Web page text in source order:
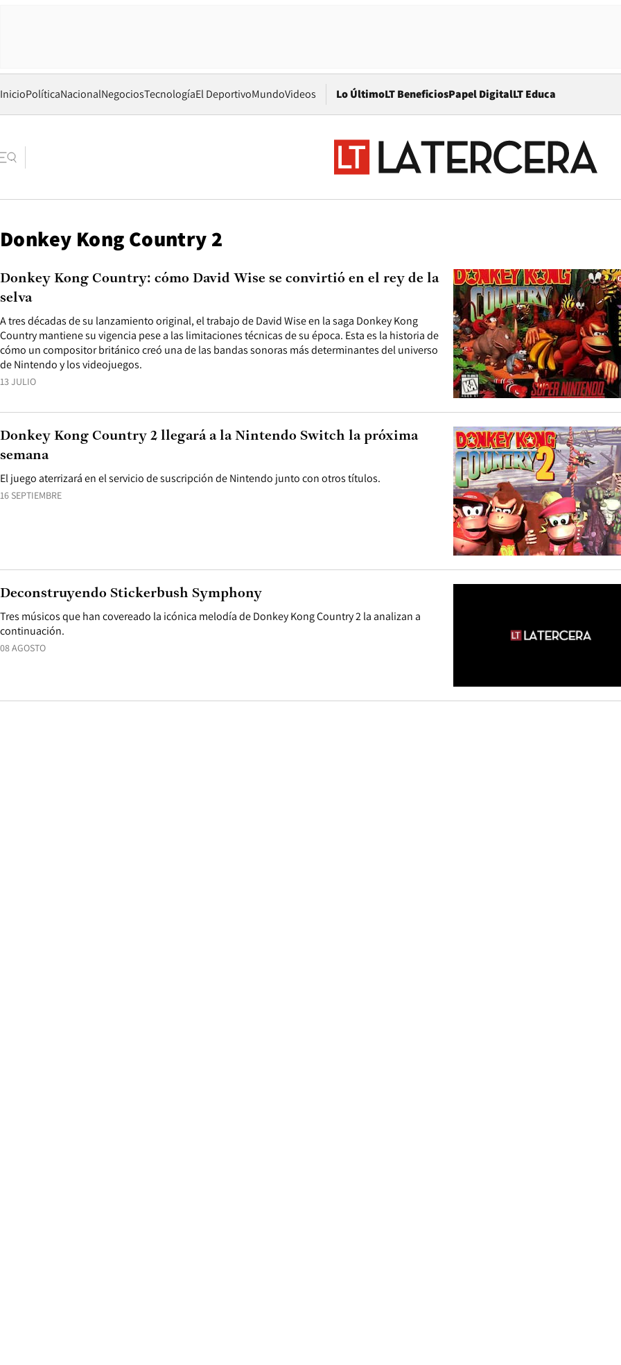
InicioPolíticaNacionalNegociosTecnologíaEl DeportivoMundoVideos Lo ÚltimoLT BeneficiosPapel DigitalOpens in new window
LT Educa
Donkey Kong Country 2
13 JULIO
A tres décadas de su lanzamiento original, el trabajo de David Wise en la saga Donkey Kong
Country mantiene su vigencia pese a las limitaciones técnicas de su época. Esta es la historia de
cómo un compositor británico creó una de las bandas sonoras más determinantes del universo
de Nintendo y los videojuegos.
Donkey Kong Country: cómo David Wise se convirtió en el rey de la
selva
16 SEPTIEMBRE
El juego aterrizará en el servicio de suscripción de Nintendo junto con otros títulos.
Donkey Kong Country 2 llegará a la Nintendo Switch la próxima
semana
08 AGOSTO
Tres músicos que han covereado la icónica melodía de Donkey Kong Country 2 la analizan a
continuación.
Deconstruyendo Stickerbush Symphony